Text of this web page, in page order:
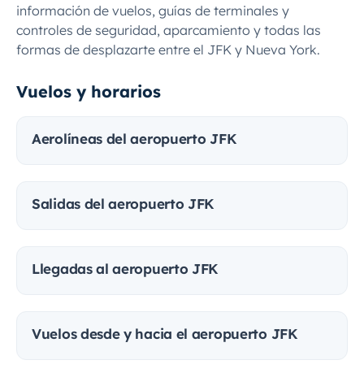
información de vuelos, guías de terminales y
controles de seguridad, aparcamiento y todas las
formas de desplazarte entre el JFK y Nueva York.
Vuelos y horarios
Aerolíneas del aeropuerto JFK
Salidas del aeropuerto JFK
Llegadas al aeropuerto JFK
Vuelos desde y hacia el aeropuerto JFK